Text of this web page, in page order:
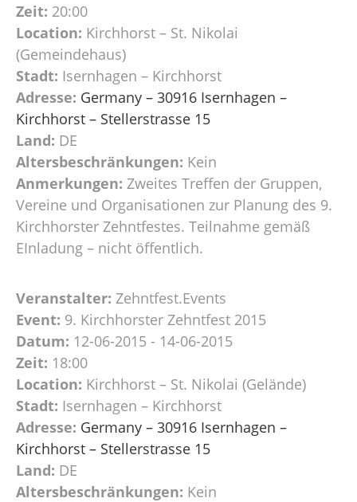
Zeit: 20:00
Location: Kirchhorst – St. Nikolai
(Gemeindehaus)
Stadt: Isernhagen – Kirchhorst
Adresse: Germany – 30916 Isernhagen –
Kirchhorst – Stellerstrasse 15
Land: DE
Altersbeschränkungen: Kein
Anmerkungen: Zweites Treffen der Gruppen,
Vereine und Organisationen zur Planung des 9.
Kirchhorster Zehntfestes. Teilnahme gemäß
EInladung – nicht öffentlich.
Veranstalter: Zehntfest.Events
Event: 9. Kirchhorster Zehntfest 2015
Datum: 12-06-2015 - 14-06-2015
Zeit: 18:00
Location: Kirchhorst – St. Nikolai (Gelände)
Stadt: Isernhagen – Kirchhorst
Adresse: Germany – 30916 Isernhagen –
Kirchhorst – Stellerstrasse 15
Land: DE
Altersbeschränkungen: Kein